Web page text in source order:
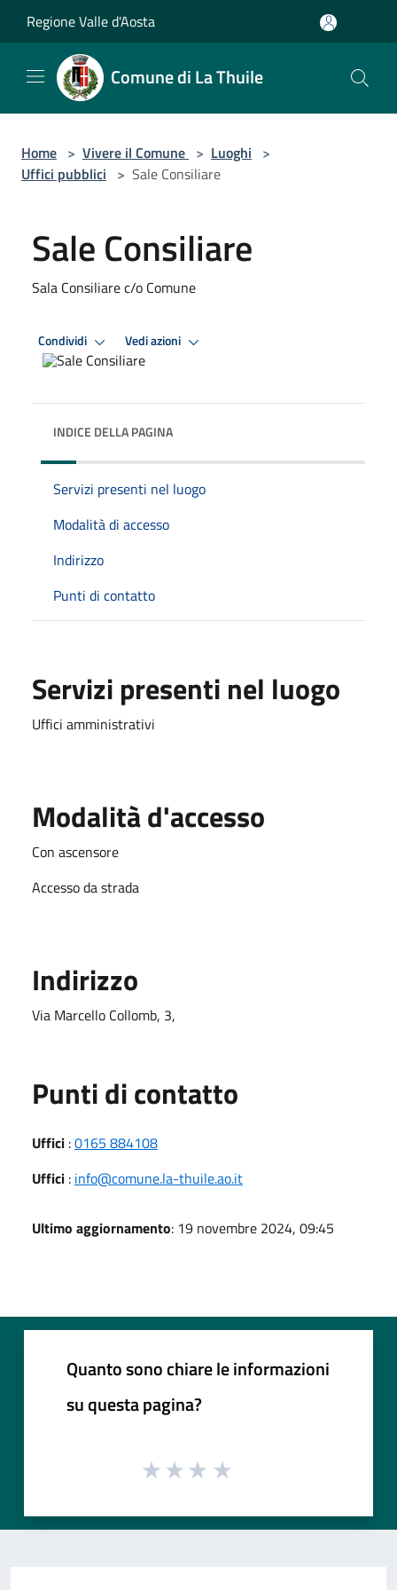
Regione Valle d'Aosta
Comune di La Thuile
Home > Vivere il Comune > Luoghi >
Uffici pubblici > Sale Consiliare
Sale Consiliare
Sala Consiliare c/o Comune
Condividi Vedi azioni
INDICE DELLA PAGINA
Servizi presenti nel luogo
Modalità di accesso
Indirizzo
Punti di contatto
Servizi presenti nel luogo
Uffici amministrativi
Modalità d'accesso
Con ascensore
Accesso da strada
Indirizzo
Via Marcello Collomb, 3,
Punti di contatto
Uffici :0165 884108
Uffici : info@comune.la-thuile.ao.it
Ultimo aggiornamento: 19 novembre 2024, 09:45
Quanto sono chiare le informazioni
su questa pagina?